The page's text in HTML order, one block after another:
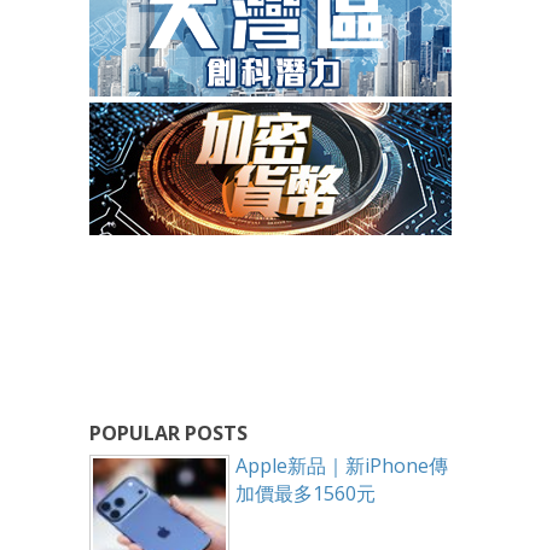
POPULAR POSTS
Apple新品｜新iPhone傳
加價最多1560元